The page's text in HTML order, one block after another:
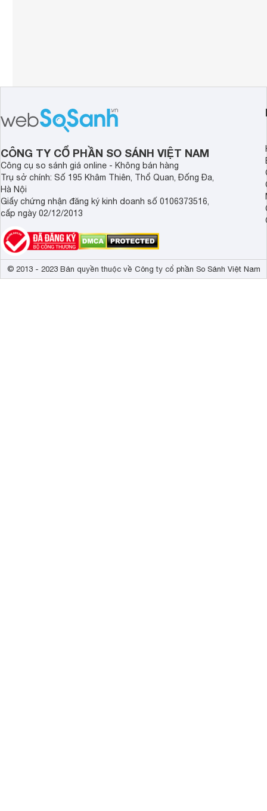
CÔNG TY CỔ PHẦN SO SÁNH VIỆT NAM
Công cụ so sánh giá online - Không bán hàng
Trụ sở chính: Số 195 Khâm Thiên, Thổ Quan, Đống Đa,
Hà Nội
Giấy chứng nhận đăng ký kinh doanh số 0106373516,
cấp ngày 02/12/2013
© 2013 - 2023 Bản quyền thuộc về Công ty cổ phần So Sánh Việt Nam